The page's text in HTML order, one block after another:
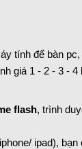
tính để bàn
giá 1 - 2 - 3 - 4
flash, trình
ipad),